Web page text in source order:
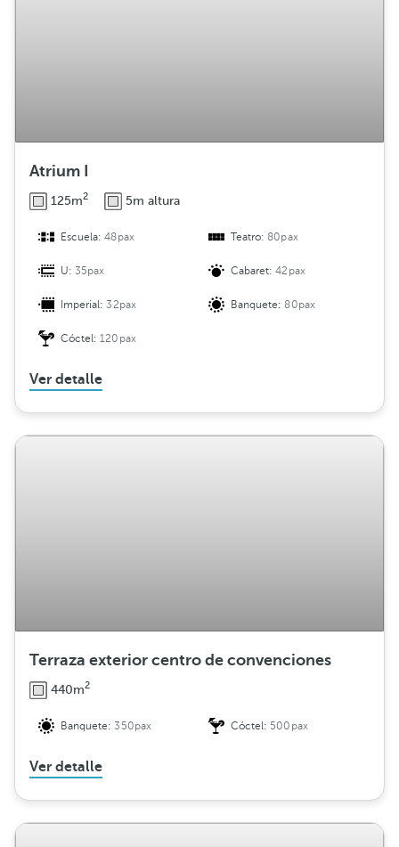
Atrium I
125m2 5m altura
Escuela:48pax Teatro:80pax
U:35pax Cabaret:42pax
Imperial:32pax Banquete:80pax
Cóctel:120pax
Ver detalle
Terraza exterior centro de convenciones
440m2
Banquete:350pax Cóctel: 500pax
Ver detalle